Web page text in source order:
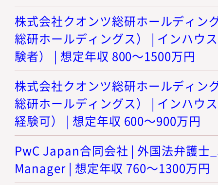
株式会社クオンツ総研ホールディン
総研ホールディングス） | インハウ
験者） | 想定年収 800～1500万円
株式会社クオンツ総研ホールディン
総研ホールディングス） | インハウ
経験可） | 想定年収 600～900万円
PwC Japan合同会社 | 外国法弁護
Manager | 想定年収 760～1300万円